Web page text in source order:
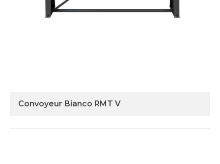
Convoyeur Bianco RMT V